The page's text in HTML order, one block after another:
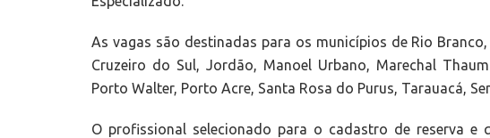
As vagas são destinadas para os municípios de Rio
Cruzeiro do Sul, Jordão, Manoel Urbano, Marechal
Porto Walter, Porto Acre, Santa Rosa do Purus, Tarauacá,
O profissional selecionado para o cadastro de reserva e